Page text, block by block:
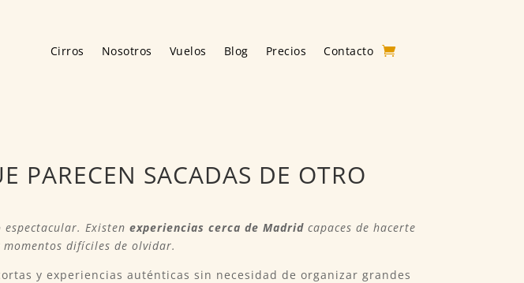
Cirros Nosotros Vuelos Blog Precios Contacto
PARECEN SACADAS DE OTRO
Existen experiencias cerca de Madrid capaces de hacerte
difíciles de olvidar.
y experiencias auténticas sin necesidad de organizar grandes